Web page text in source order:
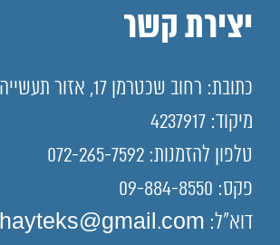
יצירת קשר
כתובת: רחוב שכטרמן 17, אזור תעשייה ישן נתניה.
מיקוד: 4237917
טלפון להזמנות: 072-265-7592
פקס: 09-884-8550
דוא"ל: shayteks@gmail.com